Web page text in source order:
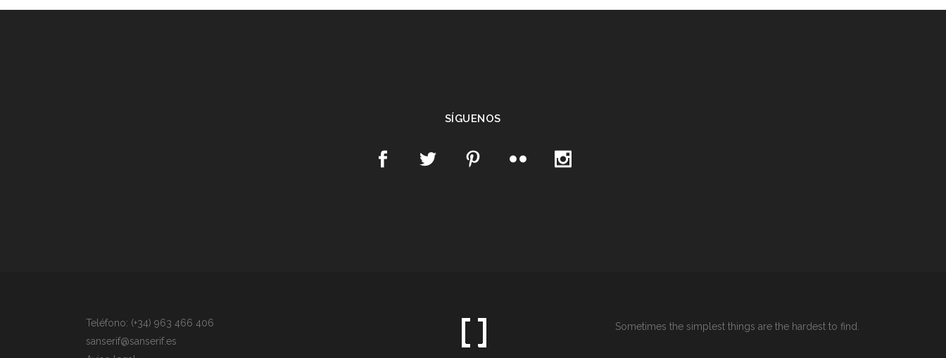
SÍGUENOS
Teléfono: (+34) 963 466 406
sanserif@sanserif.es
Sometimes the simplest things are the hardest to find.